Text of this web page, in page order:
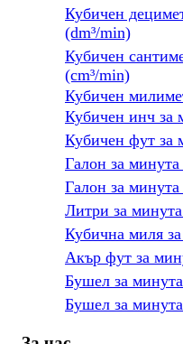
Кубичен
(dm³/min)
Кубичен
(cm³/min)
Кубичен
Кубичен инч за
Кубичен фут за
Галон за
Галон за
Литри за
Кубична миля
Акър фут за
Бушел за
Бушел за